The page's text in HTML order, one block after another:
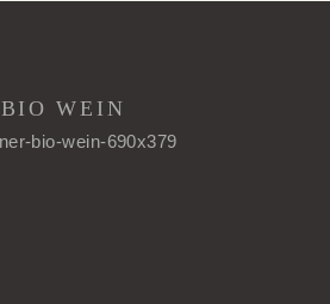
BIO WEIN